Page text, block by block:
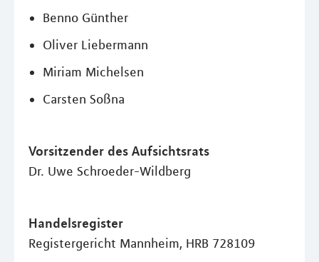
Benno Günther
Oliver Liebermann
Miriam Michelsen
Carsten Soßna
Vorsitzender des Aufsichtsrats
Dr. Uwe Schroeder-Wildberg
Handelsregister
Registergericht Mannheim, HRB 728109